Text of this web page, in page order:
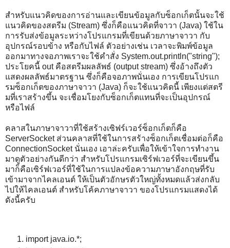
สำหรับแนวคิดของการอ่านและเขียนข้อมูลกับซ็อกเก็ตนั้นจะใช้
แนวคิดของสตรีม (Stream) ซึ่งก็คือแนวคิดที่จาวา (Java) ใช้ใน
การรับส่งข้อมูลระหว่างโปรแกรมที่เขียนด้วยภาษาจาวา กับ
อุปกรณ์รอบข้าง หรือกับไฟล์ ตัวอย่างเช่น เวลาจะพิมพ์ข้อมูล
ออกมาทางจอภาพเราจะใช้คำสั่ง System.out.println("string");
ประโยคนี้ out คือสตรีมผลลัพธ์ (output stream) ซึ่งอ้างถึงตัว
แสดงผลลัพธ์มาตรฐาน ซึ่งก็คือจอภาพนั่นเอง การเขียนโปรแก
รมซ็อกเก็ตของภาษาจาวา (Java) ก็จะใช้แนวคิดนี้ เพียงแต่สตรี
มที่เราสร้างขึ้น จะเชื่อมโยงกับซ็อกเก็ตแทนที่จะเป็นอุปกรณ์
หรือไฟล์
คลาสในภาษาจาวาที่ใช้สร้างเซิฟร์เวอร์ซ็อกเก็ตก็คือ
ServerSocket ส่วนคลาสที่ใช้ในการสร้างซ็อกเก็ตเชื่อมต่อก็คือ
ConnectionSocket นั่นเอง เอาล่ะครับเพื่อให้เข้าใจการทำงาน
มาดูตัวอย่างกันดีกว่า สำหรับโปรแกรมเซิร์ฟเวอร์ที่จะเขียนขึ้น
มาก็คือเซิร์ฟเวอร์ที่ใช้ในการแปลงข้อความภาษาอังกฤษที่รับ
เข้ามาจากไคลเอนต์ ให้เป็นตัวอักษรตัวใหญ่ทั้งหมดแล้วส่งกลับ
ไปให้ไคลเอนต์ สำหรับโค้คภาษาจาวา ของโปรแกรมแสดงได้
ดังนี้ครับ
import java.io.*;